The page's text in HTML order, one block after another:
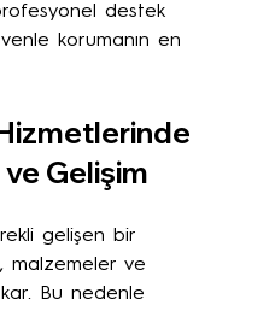
destek
korumanın en
Gelişim
gelişen bir
malzemeler ve
Bu nedenle